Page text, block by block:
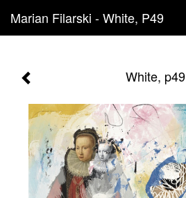
Marian Filarski - White, P49
White, p49